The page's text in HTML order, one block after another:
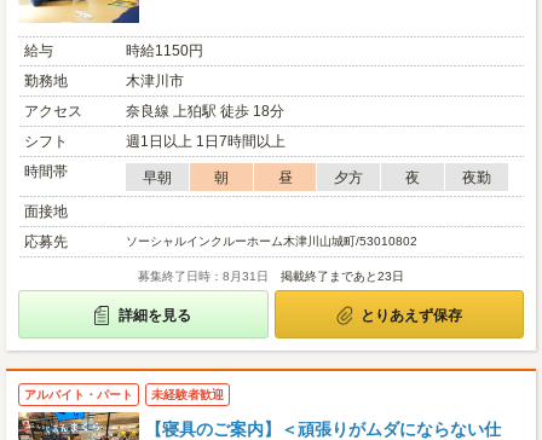
給与
時給1150円
勤務地
木津川市
アクセス
奈良線 上狛駅 徒歩 18分
シフト
週1日以上 1日7時間以上
時間帯
早朝 朝 昼 夕方 夜
夜勤
面接地
応募先
ソーシャルインクルーホーム木津川山城町/53010802
募集終了日時：8月31日 掲載終了まであと23日
詳細を見る とりあえず保存
アルバイト・パート 未経験者歓迎
【寝具のご案内】＜頑張りがムダにならない仕